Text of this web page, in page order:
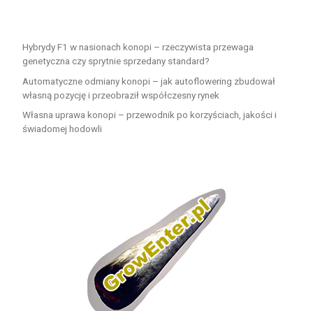
Hybrydy F1 w nasionach konopi – rzeczywista przewaga
genetyczna czy sprytnie sprzedany standard?
Automatyczne odmiany konopi – jak autoflowering zbudował
własną pozycję i przeobraził współczesny rynek
Własna uprawa konopi – przewodnik po korzyściach, jakości i
świadomej hodowli